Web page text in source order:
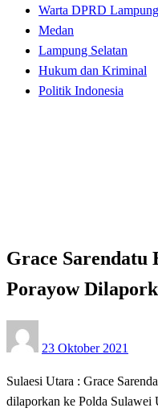
Warta DPRD Lampung
Medan
Lampung Selatan
Hukum dan Kriminal
Politik Indonesia
Grace Sarendatu
Porayow
on
23 Oktober 2021
Sulaesi Utara : Grace
dilaporkan ke Polda Sulawei